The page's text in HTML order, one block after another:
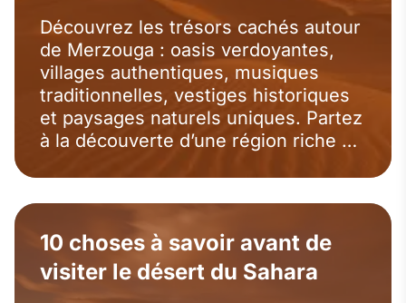
Découvrez les trésors cachés autour
de Merzouga : oasis verdoyantes,
villages authentiques, musiques
traditionnelles, vestiges historiques
et paysages naturels uniques. Partez
à la découverte d’une région riche en
10 choses à savoir avant de
visiter le désert du Sahara